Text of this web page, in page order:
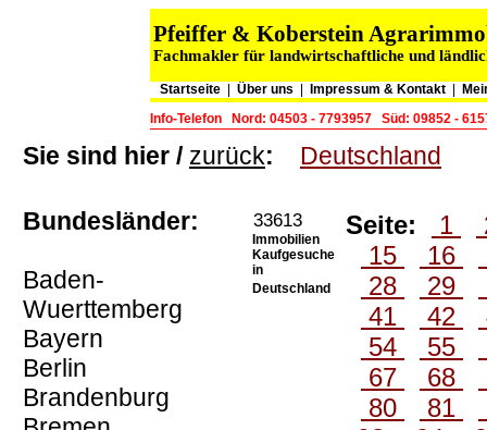
Pfeiffer & Koberstein
Fachmakler für landwirtschaftliche und
Startseite Über uns Impressum & Kontakt
Info-Telefon
Nord: 04503 - 7793957 Süd: 09852 -
Sie sind hier / zurück: Deutschland
Bundesländer:
Baden-
Wuerttemberg
Bayern
Berlin
Brandenburg
33613
Immobilien
Kaufgesuche
in
Deutschland
Seite: 1
15
16
28
29
41
42
54
55
67
68
80
81